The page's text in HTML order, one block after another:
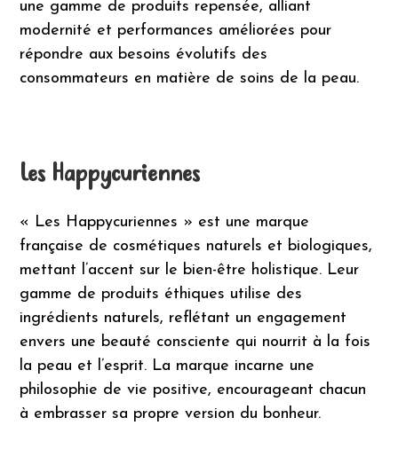
une gamme de produits repensée, alliant
modernité et performances améliorées pour
répondre aux besoins évolutifs des
consommateurs en matière de soins de la peau.
Les Happycuriennes
« Les Happycuriennes » est une marque
française de cosmétiques naturels et biologiques,
mettant l’accent sur le bien-être holistique. Leur
gamme de produits éthiques utilise des
ingrédients naturels, reflétant un engagement
envers une beauté consciente qui nourrit à la fois
la peau et l’esprit. La marque incarne une
philosophie de vie positive, encourageant chacun
à embrasser sa propre version du bonheur.